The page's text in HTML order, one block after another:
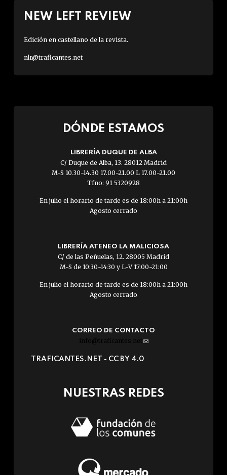
NEW LEFT REVIEW
Edición en castellano de la revista.
nlr@traficantes.net
DÓNDE ESTAMOS
LIBRERÍA DUQUE DE ALBA
C/ Duque de Alba, 13. 28012 Madrid
M-S 10.30-14.30 17.00-21.00 L 17.00-21.00
Tfno: 91 5320928
En julio el horario de tarde es de 18:00h a 21:00h
Agosto cerrado
LIBRERÍA ATENEO LA MALICIOSA
C/ de las Peñuelas, 12. 28005 Madrid
M-S de 10:30-14:30 y L-V 17:00-21:00
En julio el horario de tarde es de 18:00h a 21:00h
Agosto cerrado
CORREO DE CONTACTO
info@traficantes.net (link
e-
TRAFICANTES.NET - CC BY 4.0
NUESTRAS REDES